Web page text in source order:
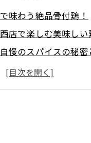
味わう絶品骨付鶏！
店で楽しむ美味しい
慢のスパイスの秘密
で、くつろぎのひと
トも充実！お財布